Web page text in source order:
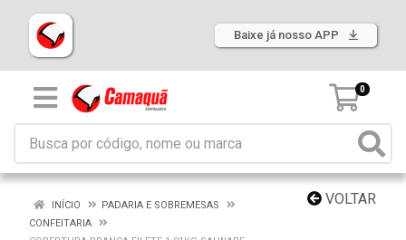
Baixe já nosso APP
0
VOLTAR
INÍCIO
PADARIA E SOBREMESAS
CONFEITARIA